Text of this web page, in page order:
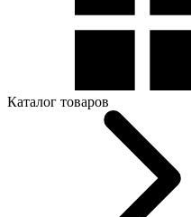
Каталог товаров